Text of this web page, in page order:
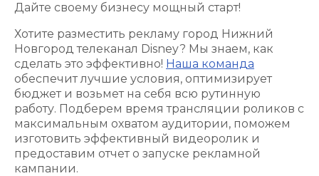
Дайте своему бизнесу мощный старт!
Хотите разместить рекламу город Нижний
Новгород телеканал Disney? Мы знаем, как
сделать это эффективно! Наша команда
обеспечит лучшие условия, оптимизирует
бюджет и возьмет на себя всю рутинную
работу. Подберем время трансляции роликов с
максимальным охватом аудитории, поможем
изготовить эффективный видеоролик и
предоставим отчет о запуске рекламной
кампании.